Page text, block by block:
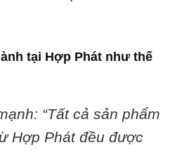
tại Hợp Phát như thế
“Tất cả sản phẩm
Hợp Phát đều được